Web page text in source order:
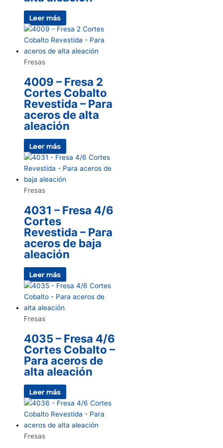
Leer más
Fresas
4009 – Fresa 2
Cortes Cobalto
Revestida – Para
aceros de alta
aleación
Leer más
Fresas
4031 – Fresa 4/6
Cortes
Revestida – Para
aceros de baja
aleación
Leer más
Fresas
4035 – Fresa 4/6
Cortes Cobalto –
Para aceros de
alta aleación
Leer más
Fresas